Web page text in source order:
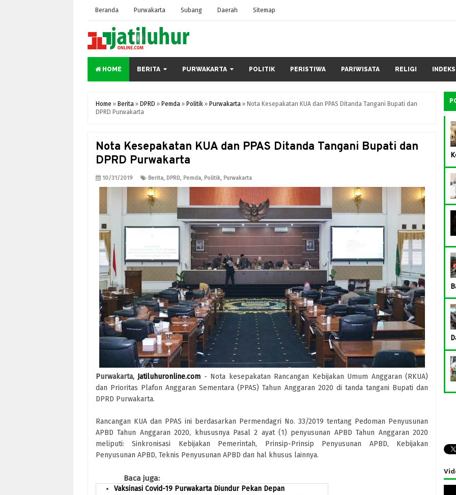
Beranda Purwakarta Subang Daerah Sitemap
HOME BERITA PURWAKARTA POLITIK PERISTIWA PARIWISATA RELIGI INDEKS
Home » Berita » DPRD » Pemda » Politik » Purwakarta » Nota Kesepakatan KUA dan PPAS Ditanda Tangani Bupati dan
DPRD Purwakarta
Nota Kesepakatan KUA dan PPAS Ditanda Tangani Bupati dan
DPRD Purwakarta
10/31/2019 Berita, DPRD, Pemda, Politik, Purwakarta
Purwakarta, Jatiluhuronline.com - Nota kesepakatan Rancangan Kebijakan Umum Anggaran (RKUA)
dan Prioritas Plafon Anggaran Sementara (PPAS) Tahun Anggaran 2020 di tanda tangani Bupati dan
DPRD Purwakarta.
Rancangan KUA dan PPAS ini berdasarkan Permendagri No. 33/2019 tentang Pedoman Penyusunan
APBD Tahun Anggaran 2020, khususnya Pasal 2 ayat (1) penyusunan APBD Tahun Anggaran 2020
meliputi: Sinkronisasi Kebijakan Pemerintah, Prinsip-Prinsip Penyusunan APBD, Kebijakan
Penyusunan APBD, Teknis Penyusunan APBD dan hal khusus lainnya.
Baca juga:
Vaksinasi Covid-19 Purwakarta Diundur Pekan Depan